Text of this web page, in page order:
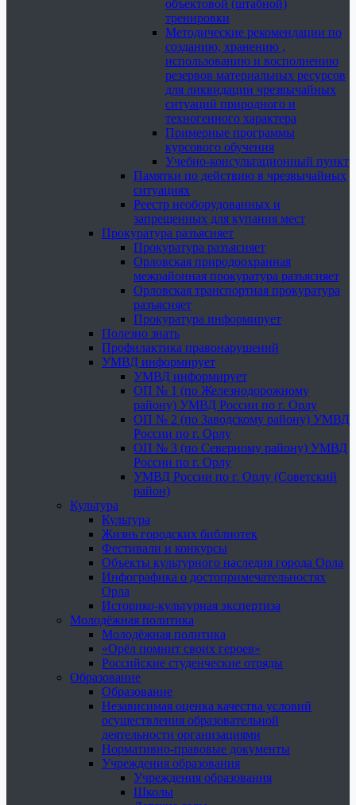
объектовой (штабной)
тренировки
Методические рекомендации по
созданию, хранению ,
использованию и восполнению
резервов материальных ресурсов
для ликвидации чрезвычайных
ситуаций природного и
техногенного характера
Примерные программы
курсового обучения
Учебно-консультационный пункт
Памятки по действию в чрезвычайных
ситуациях
Реестр необорудованных и
запрещенных для купания мест
Прокуратура разъясняет
Прокуратура разъясняет
Орловская природоохранная
межрайонная прокуратура разъясняет
Орловская транспортная прокуратура
разъясняет
Прокуратура информирует
Полезно знать
Профилактика правонарушений
УМВД информирует
УМВД информирует
ОП № 1 (по Железнодорожному
району) УМВД России по г. Орлу
ОП № 2 (по Заводскому району) УМВД
России по г. Орлу
ОП № 3 (по Северному району) УМВД
России по г. Орлу
УМВД России по г. Орлу (Советский
район)
Культура
Культура
Жизнь городских библиотек
Фестивали и конкурсы
Объекты культурного наследия города Орла
Инфографика о достопримечательностях
Орла
Историко-культурная экспертиза
Молодёжная политика
Молодёжная политика
«Орёл помнит своих героев»
Российские студенческие отряды
Образование
Образование
Независимая оценка качества условий
осуществления образовательной
деятельности организациями
Нормативно-правовые документы
Учреждения образования
Учреждения образования
Школы